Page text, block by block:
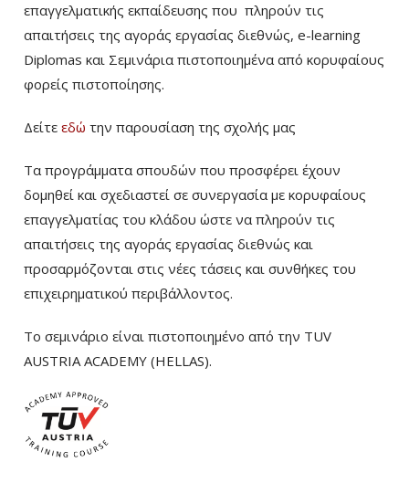
επαγγελματικής εκπαίδευσης που πληρούν τις
απαιτήσεις της αγοράς εργασίας διεθνώς, e-learning
Diplomas και Σεμινάρια πιστοποιημένα από κορυφαίους
φορείς πιστοποίησης.
Δείτε εδώ την παρουσίαση της σχολής μας
Τα προγράμματα σπουδών που προσφέρει έχουν
δομηθεί και σχεδιαστεί σε συνεργασία με κορυφαίους
επαγγελματίας του κλάδου ώστε να πληρούν τις
απαιτήσεις της αγοράς εργασίας διεθνώς και
προσαρμόζονται στις νέες τάσεις και συνθήκες του
επιχειρηματικού περιβάλλοντος.
Το σεμινάριο είναι πιστοποιημένο από την TUV
AUSTRIA ACADEMY (HELLAS).